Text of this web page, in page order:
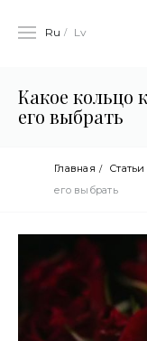
Ru Lv
Какое кольцо
его выбрать
Главная Статьи
его выбрать